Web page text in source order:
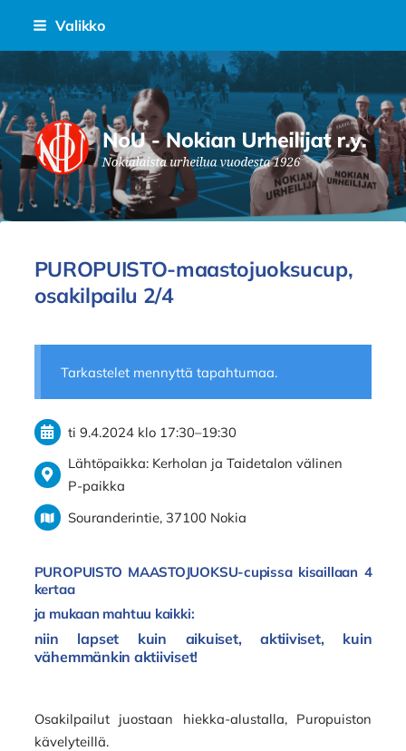
Siirry
sisältöön
Valikko
Nokian Urheilijat Ry.
PUROPUISTO-maastojuoksucup,
osakilpailu 2/4
Tarkastelet mennyttä tapahtumaa.
ti 9.4.2024 klo 17:30–19:30
Lähtöpaikka: Kerholan ja Taidetalon välinen
P-paikka
Souranderintie, 37100 Nokia
PUROPUISTO MAASTOJUOKSU-cupissa kisaillaan 4
kertaa
ja mukaan mahtuu kaikki:
niin lapset kuin aikuiset, aktiiviset, kuin
vähemmänkin aktiiviset!
Osakilpailut juostaan hiekka-alustalla, Puropuiston
kävelyteillä.